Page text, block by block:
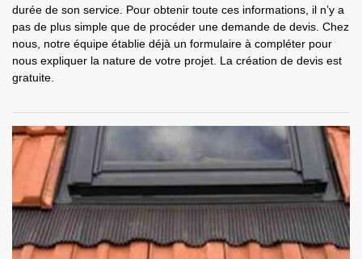
durée de son service. Pour obtenir toute ces informations, il n’y a
pas de plus simple que de procéder une demande de devis. Chez
nous, notre équipe établie déjà un formulaire à compléter pour
nous expliquer la nature de votre projet. La création de devis est
gratuite.